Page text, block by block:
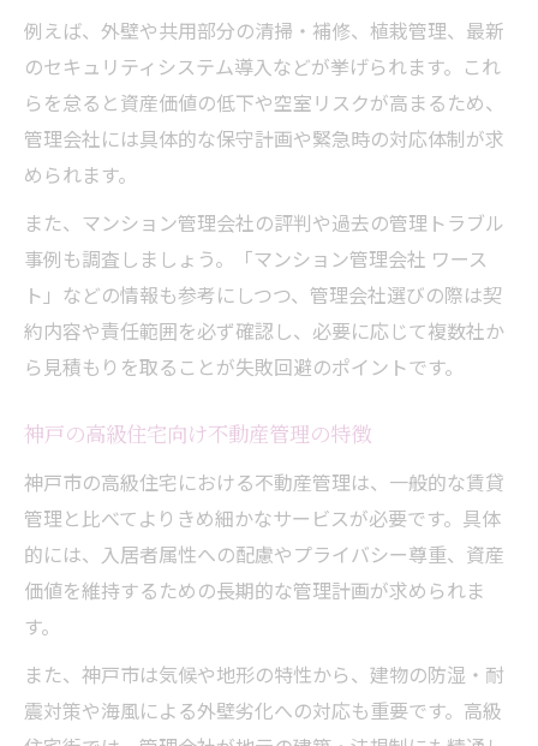
例えば、外壁や共用部分の清掃・補修、植栽管理、最新
のセキュリティシステム導入などが挙げられます。これ
らを怠ると資産価値の低下や空室リスクが高まるため、
管理会社には具体的な保守計画や緊急時の対応体制が求
められます。
また、マンション管理会社の評判や過去の管理トラブル
事例も調査しましょう。「マンション管理会社 ワース
ト」などの情報も参考にしつつ、管理会社選びの際は契
約内容や責任範囲を必ず確認し、必要に応じて複数社か
ら見積もりを取ることが失敗回避のポイントです。
神戸の高級住宅向け不動産管理の特徴
神戸市の高級住宅における不動産管理は、一般的な賃貸
管理と比べてよりきめ細かなサービスが必要です。具体
的には、入居者属性への配慮やプライバシー尊重、資産
価値を維持するための長期的な管理計画が求められま
す。
また、神戸市は気候や地形の特性から、建物の防湿・耐
震対策や海風による外壁劣化への対応も重要です。高級